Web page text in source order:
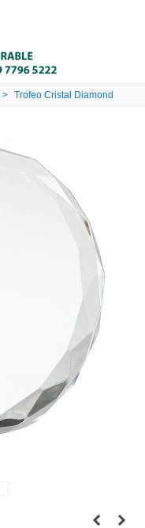
> Trofeo Cristal Diamond